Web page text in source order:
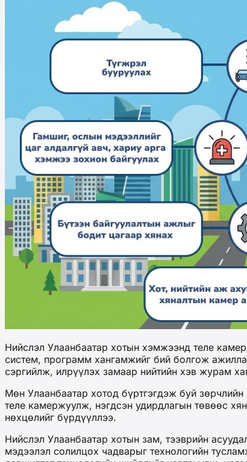
Нийслэл Улаанбаатар хотын хэмжээнд теле
систем, программ хангамжийг бий болгож
сэргийлж, илрүүлэх замаар нийтийн хэв журам
Мөн Улаанбаатар хотод бүртгэгдэж буй
теле камержуулж, нэгдсэн удирдлагын төвөөс
нөхцөлийг бүрдүүллээ.
Нийслэл Улаанбаатар хотын зам, тээврийн
мэдээлэл солилцох чадварыг технологийн